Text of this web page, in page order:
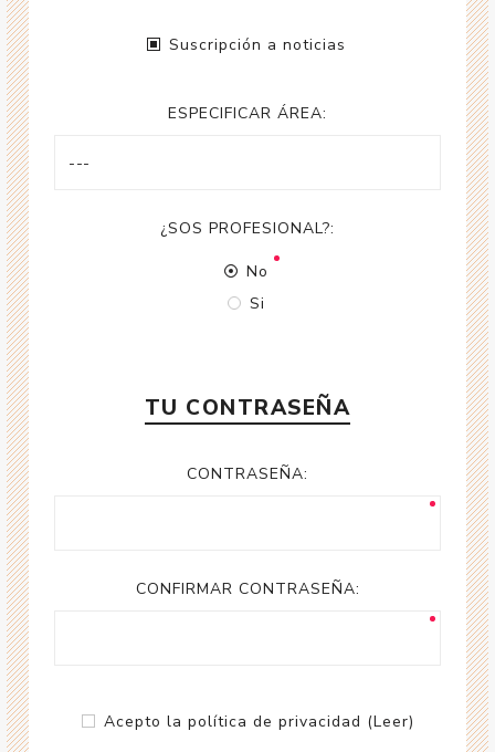
Suscripción a noticias
ESPECIFICAR ÁREA:
¿SOS PROFESIONAL?:
No
Si
TU CONTRASEÑA
CONTRASEÑA:
CONFIRMAR CONTRASEÑA:
Acepto la política de privacidad (Leer)